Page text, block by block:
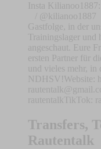
Insta
/ @kilianoo1887
Gastfolge, in der
Trainingslager und
angeschaut. Eure
ersten Partner für
und vieles mehr, in
NDHSV!Website:
rautentalkTikTok:
Transfers,
Rautentalk